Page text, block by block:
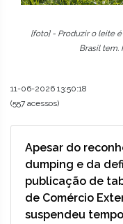
[foto] - Produzir o leite
Brasil tem.
11-06-2026 13:50:18
(557 acessos)
Apesar do
dumping e da
publicação de
de Comércio
suspendeu